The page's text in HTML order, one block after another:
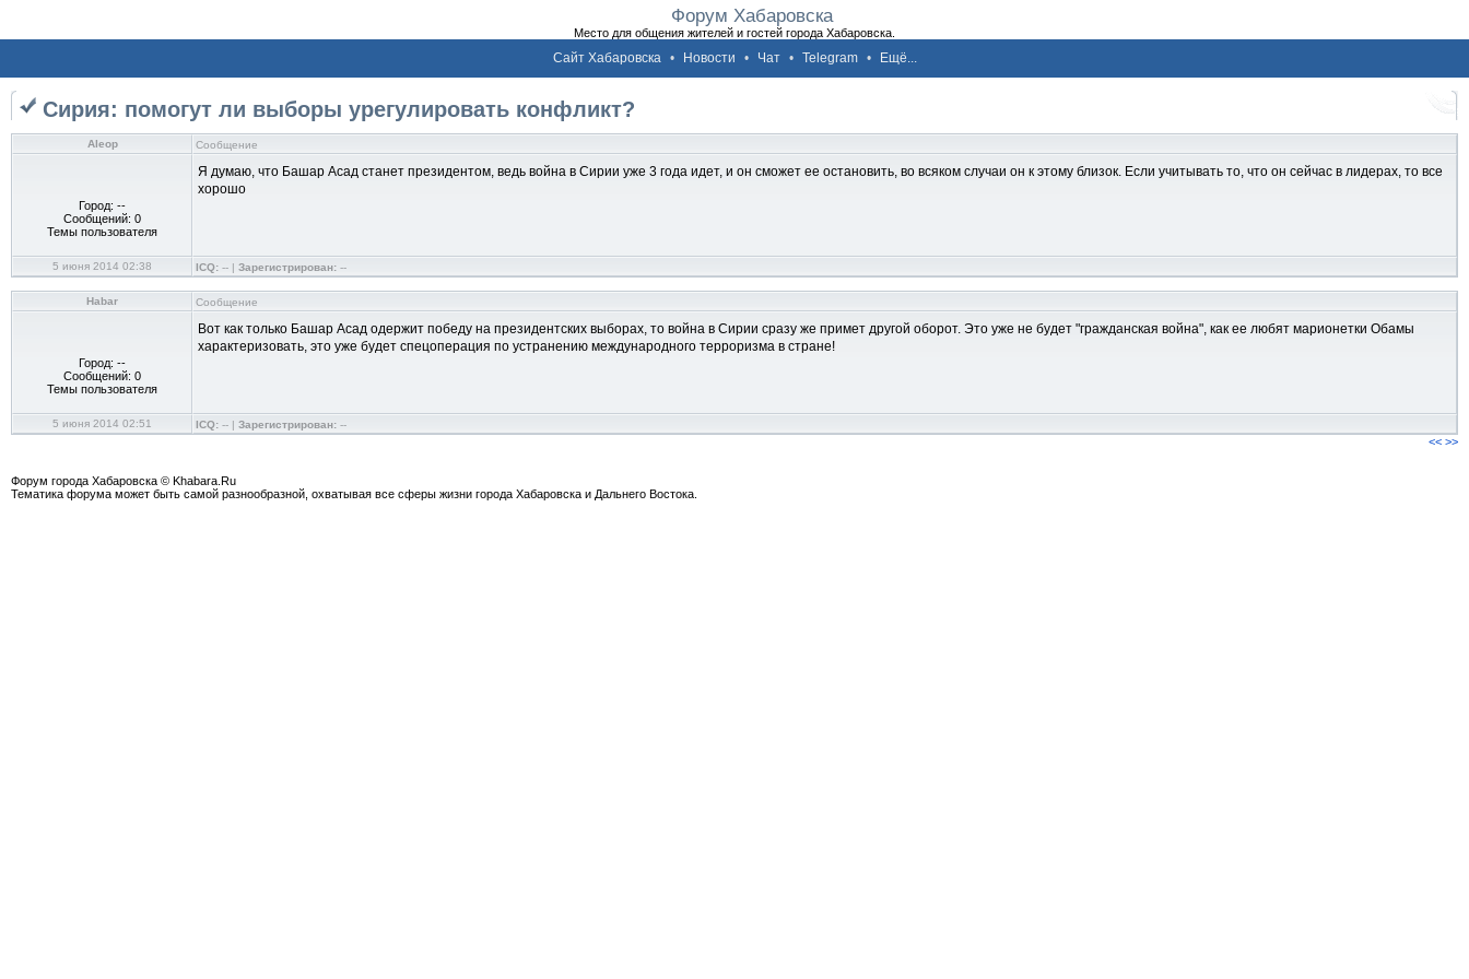
Форум Хабаровска
Место для общения жителей и гостей города Хабаровска.
Сайт Хабаровска • Новости • Чат • Telegram • Ещё...
Сирия: помогут ли выборы урегулировать конфликт?
Aleop Сообщение
Город: --
Сообщений: 0
Темы пользователя
Я думаю, что Башар Асад станет президентом, ведь война в Сирии уже 3 года идет, и он сможет ее остановить, во всяком случаи он к этому близок. Если учитывать то, что он сейчас в лидерах, то все
хорошо
5 июня 2014 02:38 ICQ: -- | Зарегистрирован: --
Habar Сообщение
Город: --
Сообщений: 0
Темы пользователя
Вот как только Башар Асад одержит победу на президентских выборах, то война в Сирии сразу же примет другой оборот. Это уже не будет "гражданская война", как ее любят марионетки Обамы
характеризовать, это уже будет спецоперация по устранению международного терроризма в стране!
5 июня 2014 02:51 ICQ: -- | Зарегистрирован: --
<< >>
Форум города Хабаровска © Khabara.Ru
Тематика форума может быть самой разнообразной, охватывая все сферы жизни города Хабаровска и Дальнего Востока.